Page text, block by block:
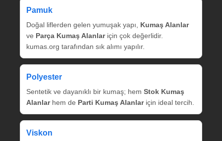
Pamuk
Doğal liflerden gelen yumuşak yapı, Kumaş Alanlar
ve Parça Kumaş Alanlariçin çok değerlidir.
kumas.org tarafından sık alımı yapılır.
Polyester
Sentetik ve dayanıklı bir kumaş; hem Stok Kumaş
Alanlarhem de Parti Kumaş Alanlariçin ideal tercih.
Viskon